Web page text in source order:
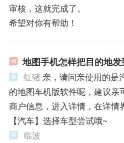
审核，这就完成了。
希望对你有帮助！
地图手机怎样把目的地
红猪 亲，请问亲使用的是
的地图车机版软件呢，建议亲
商户信息，进入详情，在详情
【汽车】选择车型尝试哦~
临波